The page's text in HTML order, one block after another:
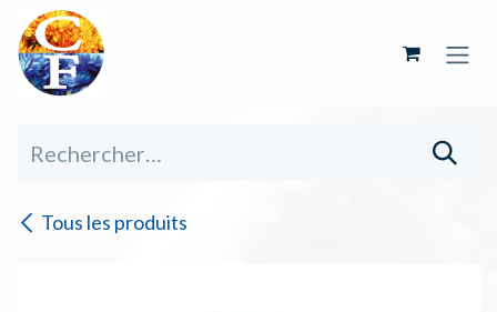
Se rendre au contenu
Tous les produits